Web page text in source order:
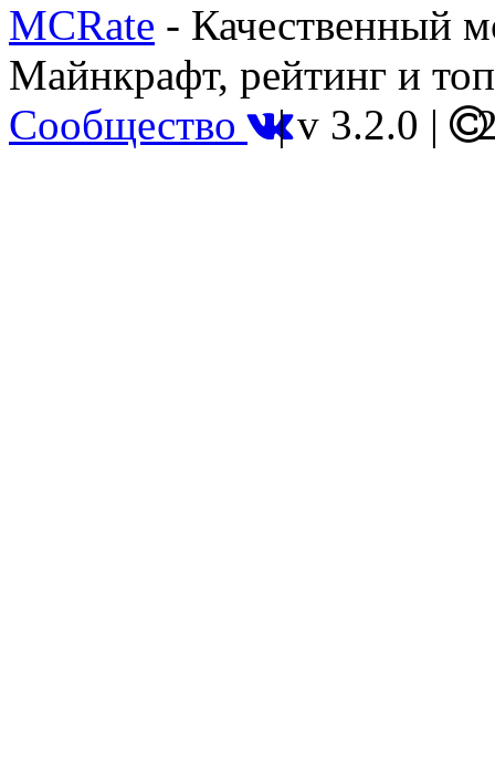
MCRate - Качественный
Майнкрафт, рейтинг и
Сообщество |v 3.2.0 |